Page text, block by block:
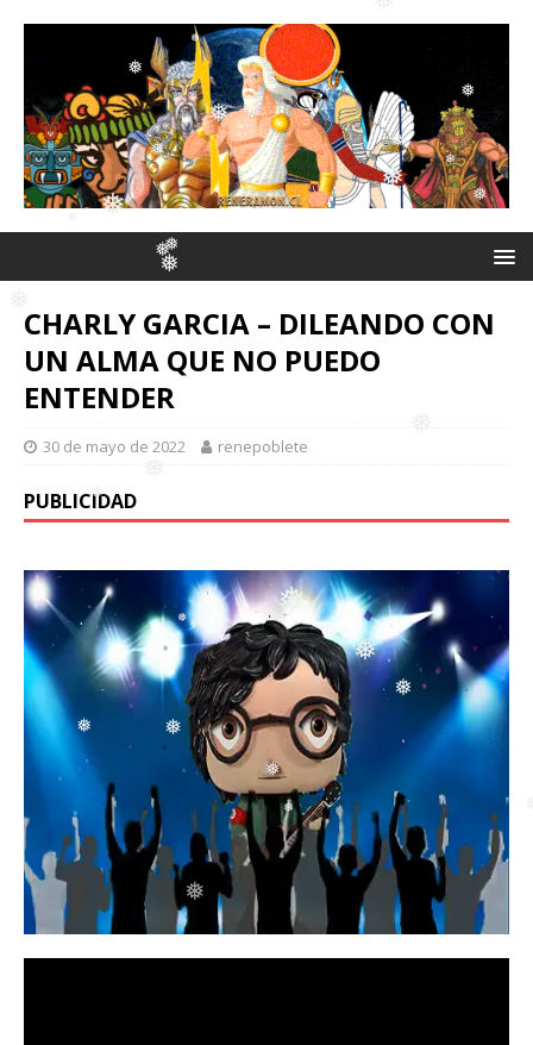
❅
❅
❅
❅
❅
❅
❅
❅
❅
❅
❅
❅
❅
❅
❅
❅
❅
❅
❅
CHARLY GARCIA – DILEANDO CON
UN ALMA QUE NO PUEDO
ENTENDER
30 de mayo de 2022 renepoblete
PUBLICIDAD